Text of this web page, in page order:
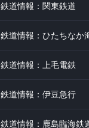
鉄道情報：関東鉄道
鉄道情報：ひたちなか
鉄道情報：上毛電鉄
鉄道情報：伊豆急行
鉄道情報：鹿島臨海鉄